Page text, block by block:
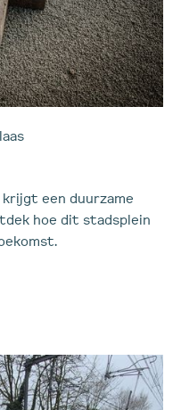
een duurzame
hoe dit stadsplein